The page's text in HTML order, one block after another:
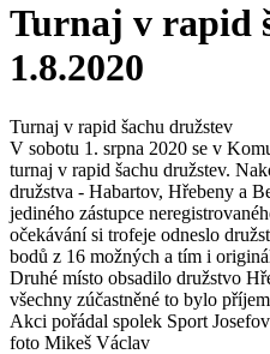
Turnaj v rapid
1.8.2020
Turnaj v rapid šachu družstev
V sobotu 1. srpna 2020 se v
turnaj v rapid šachu družstev.
družstva - Habartov, Hřebeny a
jediného zástupce
očekávání si trofeje odneslo
bodů z 16 možných a tím i
Druhé místo obsadilo družstvo
všechny zúčastněné to bylo
Akci pořádal spolek Sport
foto Mikeš Václav